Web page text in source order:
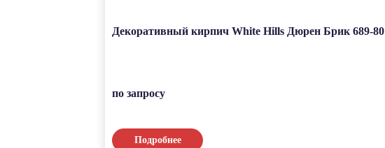
Декоративный кирпич White Hills Дюрен Брик 689-80
по запросу
Подробнее